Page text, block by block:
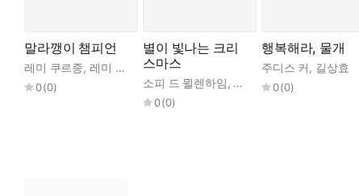
말라깽이 챔피언
레미 쿠르종, 레미 쿠르종 ,권지현
0(0)
별이 빛나는 크리
스마스
소피 드 뮐렌하임, 에릭 퓌바레,
0(0)
행복해라, 물개
주디스 커, 길상효
0(0)